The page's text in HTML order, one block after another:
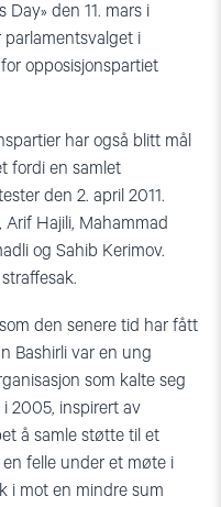
Day» den 11. mars i
i
opposisjonspartiet
har også blitt mål
fordi en samlet
den 2. april 2011.
Hajili, Mahammad
og Sahib Kerimov.
den senere tid har fått
Bashirli var en ung
som kalte seg
2005, inspirert av
å samle støtte til et
felle under et møte i
i mot en mindre sum